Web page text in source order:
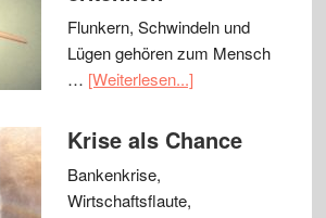
Flunkern, Schwindeln und
Lügen gehören zum Mensch
… [Weiterlesen...]
Krise als Chance
Bankenkrise,
Wirtschaftsflaute,